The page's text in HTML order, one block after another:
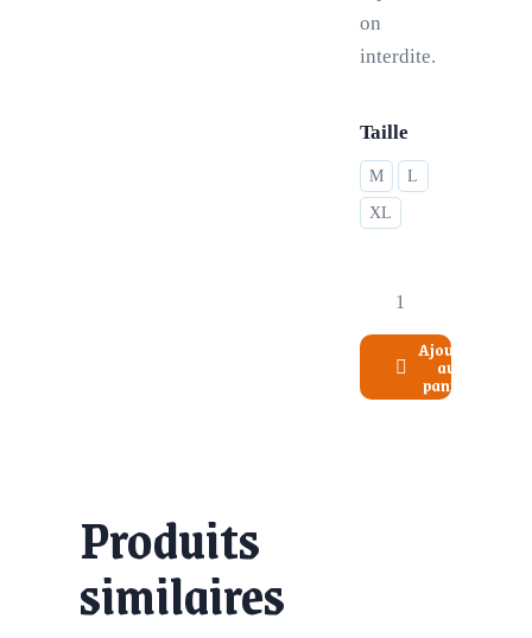
on
interdite.
Taille
M L
XL
Ajouter
au
panier
Produits
similaires